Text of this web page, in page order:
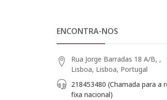
ENCONTRA-NOS
Rua Jorge Barradas 18 A/B, ,
Lisboa, Lisboa, Portugal
218453480 (Chamada para a
fixa nacional)